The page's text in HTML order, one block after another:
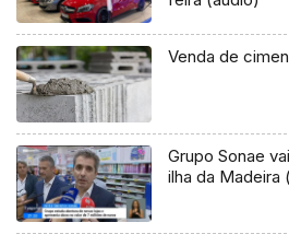
Venda de
Grupo Sonae
ilha da Madeira